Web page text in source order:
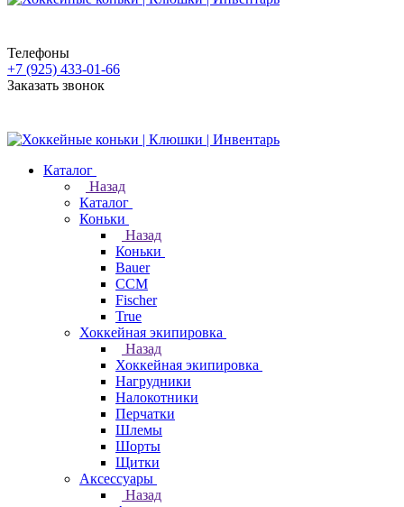
Телефоны
+7 (925) 433-01-66
Заказать звонок
Каталог
Назад
Каталог
Коньки
Назад
Коньки
Bauer
CCM
Fischer
True
Хоккейная экипировка
Назад
Хоккейная экипировка
Нагрудники
Налокотники
Перчатки
Шлемы
Шорты
Щитки
Аксессуары
Назад